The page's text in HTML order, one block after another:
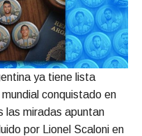
ya tiene lista
conquistado en
las miradas apuntan
por Lionel Scaloni en